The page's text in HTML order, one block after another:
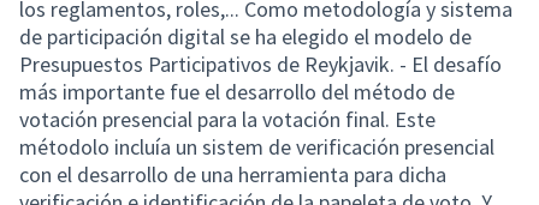
los reglamentos, roles,... Como metodología y sistema
de participación digital se ha elegido el modelo de
Presupuestos Participativos de Reykjavik. - El desafío
más importante fue el desarrollo del método de
votación presencial para la votación final. Este
métodolo incluía un sistem de verificación presencial
con el desarrollo de una herramienta para dicha